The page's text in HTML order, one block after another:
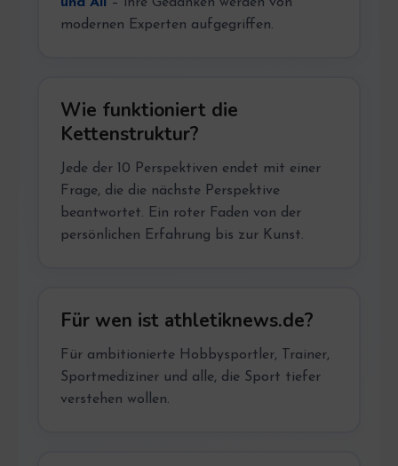
modernen Experten aufgegriffen.
Wie funktioniert die
Kettenstruktur?
Jede der 10 Perspektiven endet mit einer
Frage, die die nächste Perspektive
beantwortet. Ein roter Faden von der
persönlichen Erfahrung bis zur Kunst.
Für wen ist athletiknews.de?
Für ambitionierte Hobbysportler, Trainer,
Sportmediziner und alle, die Sport tiefer
verstehen wollen.